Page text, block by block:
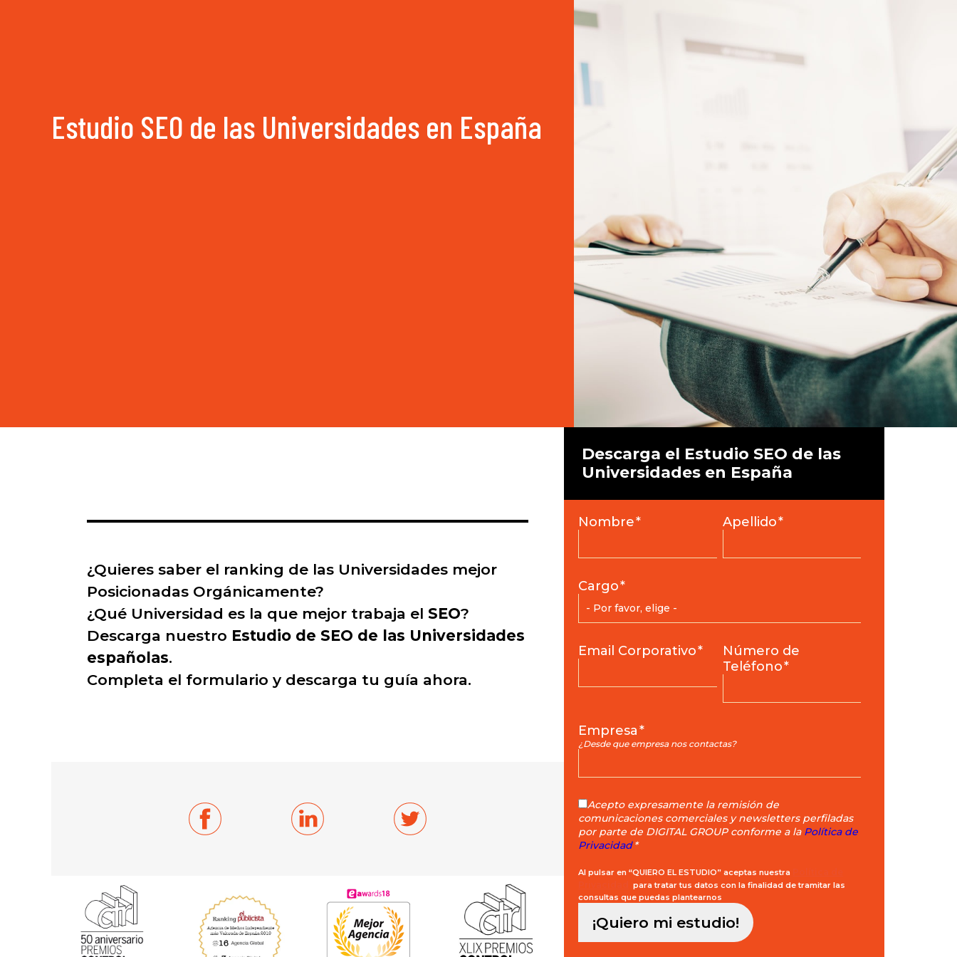
Estudio SEO de las Universidades en España
¿Quieres saber el ranking de las Universidades mejor
Posicionadas Orgánicamente?
¿Qué Universidad es la que mejor trabaja el SEO?
Descarga nuestro Estudio de SEO de las Universidades
españolas.
Completa el formulario y descarga tu guía ahora.
Descarga el Estudio SEO de las
Universidades en España
Nombre* Apellido*
Cargo*
Email Corporativo*
Número de
Teléfono*
Empresa*
¿Desde que empresa nos contactas?
Acepto expresamente la remisión de
comunicaciones comerciales y newsletters perfiladas
por parte de DIGITAL GROUP conforme a la Política de
Privacidad *
Al pulsar en “QUIERO EL ESTUDIO” aceptas nuestra
para tratar tus datos con la finalidad de tramitar las
consultas que puedas plantearnos